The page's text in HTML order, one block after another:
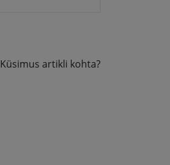
Küsimus artikli kohta?